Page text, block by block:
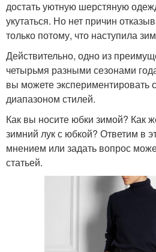
достать уютную шерстяную
укутаться. Но нет причин
только потому, что наступила
Действительно, одно из
четырьмя разными сезонами
вы можете экспериментировать
диапазоном стилей.
Как вы носите юбки зимой? Как
зимний лук с юбкой? Ответим в
мнением или задать вопрос
статьей.